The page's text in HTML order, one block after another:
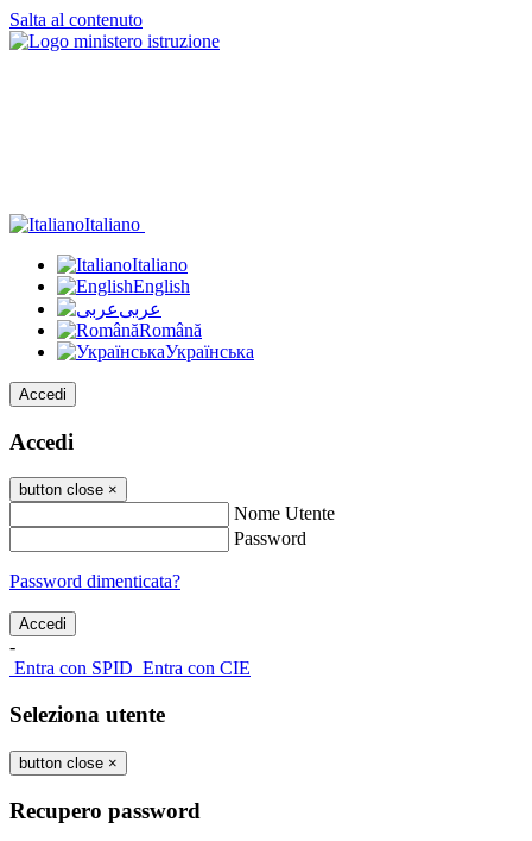
Salta al contenuto
Italiano
Italiano
English
عربى
Română
Українська
Accedi
Accedi
button close ×
Nome Utente
Password
Password dimenticata?
-
Entra con SPID Entra con CIE
Seleziona utente
button close ×
Recupero password